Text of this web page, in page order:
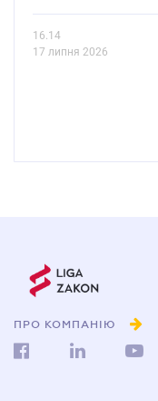
16.14
17 липня 2026
ПРО КОМПАНІЮ